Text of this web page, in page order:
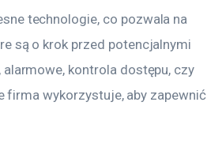
technologie, co pozwala na
są o krok przed potencjalnymi
kontrola dostępu, czy
firma wykorzystuje, aby zapewnić